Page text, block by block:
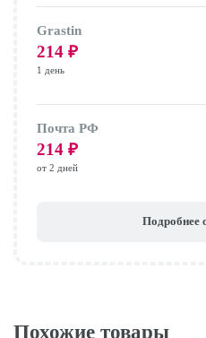
Grastin
214 ₽
1 день
Почта РФ
214 ₽
от 2 дней
Подробнее
Похожие товары